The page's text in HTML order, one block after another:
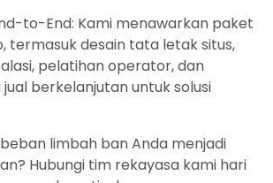
to-End: Kami menawarkan paket
termasuk desain tata letak situs,
pelatihan operator, dan
berkelanjutan untuk solusi
limbah ban Anda menjadi
Hubungi tim rekayasa kami hari